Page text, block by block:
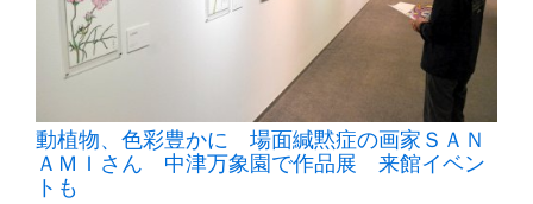
動植物、色彩豊かに 場面緘黙症の画家ＳＡＮ
ＡＭＩさん 中津万象園で作品展 来館イベン
トも